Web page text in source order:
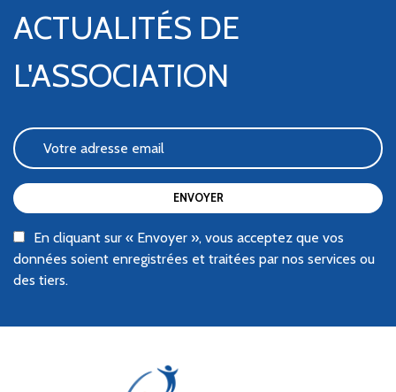
ACTUALITÉS DE
L'ASSOCIATION
ENVOYER
En cliquant sur « Envoyer », vous acceptez que vos
données soient enregistrées et traitées par nos services ou
des tiers.